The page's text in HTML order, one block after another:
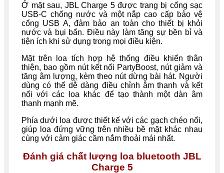
Ở mặt sau, JBL Charge 5 được trang bị cổng sạc
USB-C chống nước và một nắp cao cấp bảo vệ
cổng USB A, đảm bảo an toàn cho thiết bị khỏi
nước và bụi bẩn. Điều này làm tăng sự bền bỉ và
tiện ích khi sử dụng trong mọi điều kiện.
Mặt trên loa tích hợp hệ thống điều khiển thân
thiện, bao gồm nút kết nối PartyBoost, nút giảm và
tăng âm lượng, kèm theo nút dừng bài hát. Người
dùng có thể dễ dàng điều chỉnh âm thanh và kết
nối với các loa khác để tạo thành một dàn âm
thanh mạnh mẽ.
Phía dưới loa được thiết kế với các gạch chéo nổi,
giúp loa đứng vững trên nhiều bề mặt khác nhau
cùng với cảm giác cầm nắm thoải mái nhất.
Đánh giá chất lượng loa bluetooth JBL
Charge 5